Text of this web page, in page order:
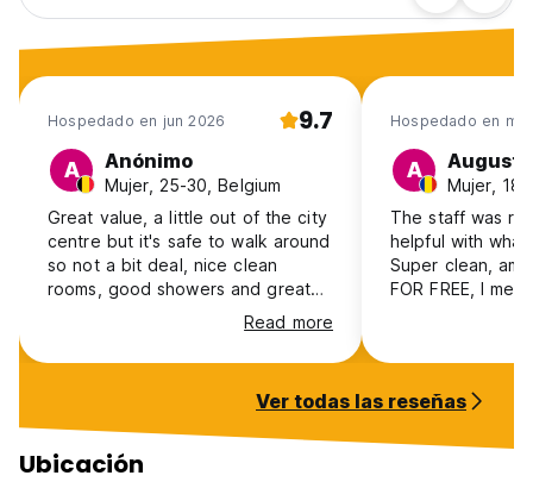
Hospedado en jun 2026 9.7
A Anónimo
Mujer, 25-30, Belgium
Great value, a little out of the city
centre but it's safe to walk around
so not a bit deal, nice clean
rooms, good showers and great
Read more
Hospedado en
A Augusta
Mujer, 18-
The staff was
helpful with
Super clean,
FOR FREE, I
Ver todas las reseñas
Ubicación